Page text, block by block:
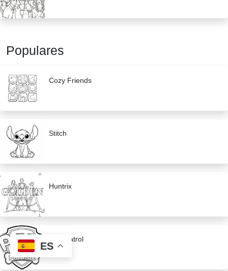
Populares
Cozy Friends
Stitch
Huntrix
Paw Patrol
ES